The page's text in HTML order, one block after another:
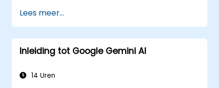
Tekst-naar-tekst en afbeelding-naar-
tekst conversie gebruiken voor meer
efficiëntie in de dienstverlening.
AI-gestuurde strategieën ontwikkelen ter
moment dat dit plaatsvindt.
Lees meer...
Inleiding tot Google Gemini AI
14 Uren